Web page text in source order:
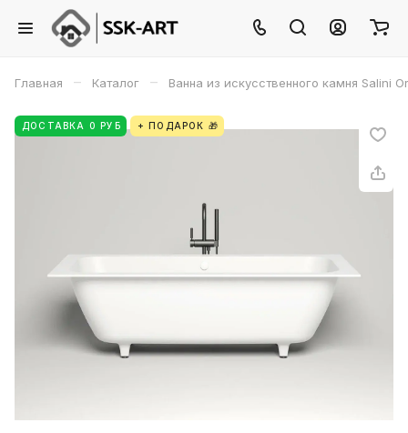
Главная – Каталог – Ванна из искусственного камня Salini
ДОСТАВКА 0 РУБ + ПОДАРОК 🎁